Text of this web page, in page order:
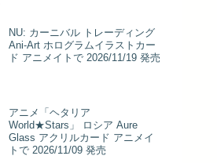
NU: カーニバル トレーディング
Ani-Art ホログラムイラストカー
ド アニメイトで 2026/11/19 発売
アニメ「ヘタリア
World★Stars」 ロシア Aure
Glass アクリルカード アニメイ
トで 2026/11/09 発売